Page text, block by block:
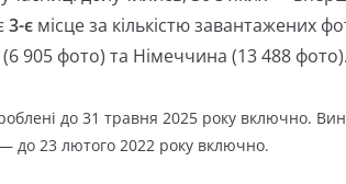
3-є місце за кількістю завантажених
(6 905 фото) та Німеччина (13 488 фото).
до 31 травня 2025 року включно.
до 23 лютого 2022 року включно.